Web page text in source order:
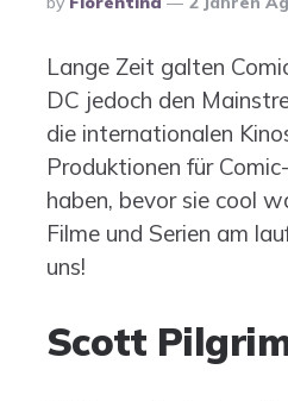
By
Lange Zeit galten
DC jedoch den
die internationalen
Produktionen für
haben, bevor sie cool
Filme und Serien am
uns!
Scott